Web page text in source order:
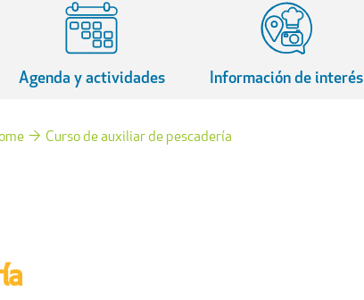
Agenda y actividades Información de interés
Curso de auxiliar de pescadería